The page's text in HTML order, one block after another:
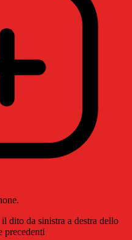
dito da sinistra a destra dello
precedenti